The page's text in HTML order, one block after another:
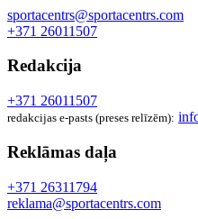
sportacentrs@sportacentrs.com
+371 26011507
Redakcija
+371 26011507
redakcijas e-pasts (preses relīzēm):
Reklāmas daļa
+371 26311794
reklama@sportacentrs.com